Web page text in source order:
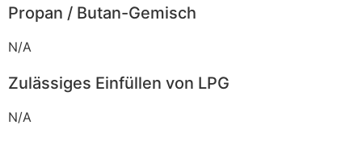
Propan / Butan-Gemisch
N/A
Zulässiges Einfüllen von LPG
N/A